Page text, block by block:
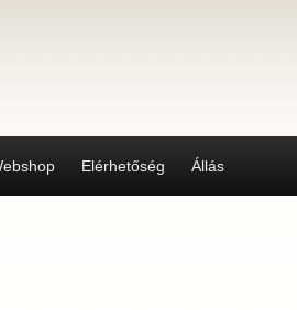
Elérhetőség Állás